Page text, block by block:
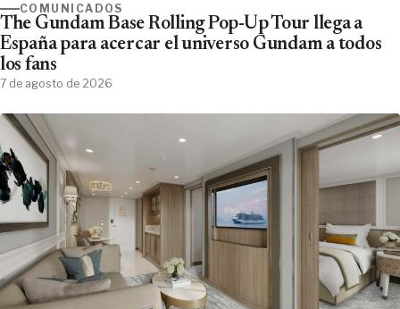
COMUNICADOS
The Gundam Base Rolling Pop-Up Tour llega a
España para acercar el universo Gundam a todos
los fans
7 de agosto de 2026